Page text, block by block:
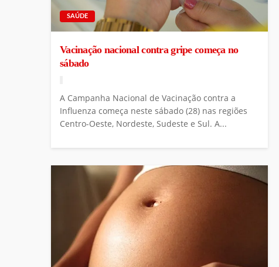
SAÚDE
Vacinação nacional contra gripe começa no
sábado
A Campanha Nacional de Vacinação contra a
Influenza começa neste sábado (28) nas regiões
Centro-Oeste, Nordeste, Sudeste e Sul. A...